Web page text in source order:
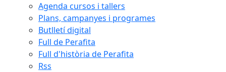
Agenda cursos i tallers
Plans, campanyes i programes
Butlletí digital
Full de Perafita
Full d'història de Perafita
Rss